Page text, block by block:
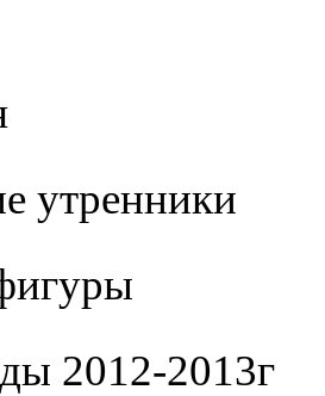
утренники
2012-2013г